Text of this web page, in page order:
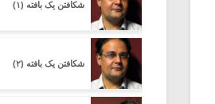
شکافتن یک بافته (۱)
شکافتن یک بافته (۲)